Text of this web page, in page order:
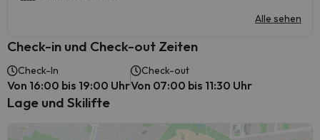
Alle sehen
Check-in und Check-out Zeiten
Check-In
Von 16:00 bis 19:00 Uhr
Check-out
Von 07:00 bis 11:30 Uhr
Lage und Skilifte